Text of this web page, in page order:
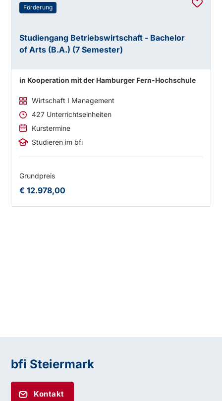
Förderung
Studiengang Betriebswirtschaft - Bachelor
of Arts (B.A.) (7 Semester)
in Kooperation mit der Hamburger Fern-Hochschule
Wirtschaft I Management
427 Unterrichtseinheiten
Kurstermine
Studieren im bfi
Grundpreis
€ 12.978,00
bfi Steiermark
Kontakt